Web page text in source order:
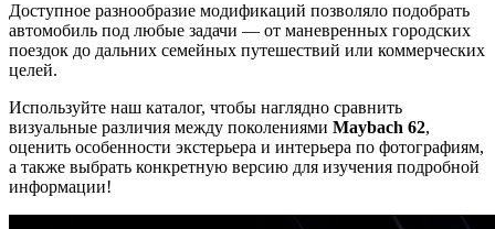
Доступное разнообразие модификаций позволяло подобрать
автомобиль под любые задачи — от маневренных городских
поездок до дальних семейных путешествий или коммерческих
целей.
Используйте наш каталог, чтобы наглядно сравнить
визуальные различия между поколениями Maybach 62,
оценить особенности экстерьера и интерьера по фотографиям,
а также выбрать конкретную версию для изучения подробной
информации!